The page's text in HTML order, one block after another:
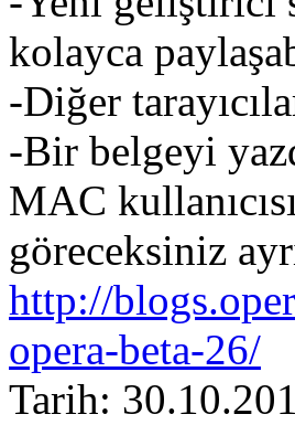
kolayca
-Diğer
-Bir belgeyi
MAC
göreceksiniz
http://
opera-beta-26/
Tarih: